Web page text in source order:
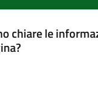
chiare le